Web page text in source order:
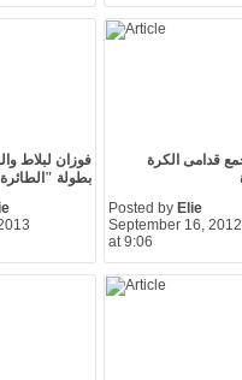
فوزان لبلاط
بطولة
قدامى الكرة
Posted by Elie
September 16, 2012
at 9:06